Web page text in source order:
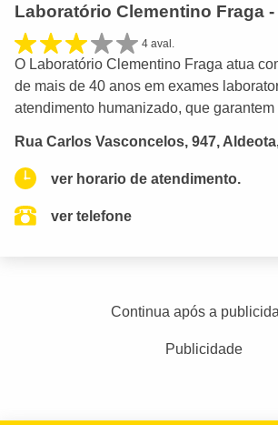
Laboratório Clementino Fraga
4 aval.
O Laboratório Clementino Fraga atua
de mais de 40 anos em exames
atendimento humanizado, que garantem
Rua Carlos Vasconcelos, 947,
ver horario de atendimento.
ver telefone
Continua após a
Publicidade